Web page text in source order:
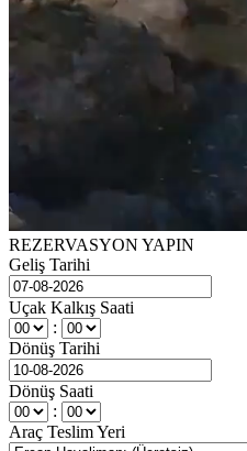
REZERVASYON YAPIN
Geliş Tarihi
Uçak Kalkış Saati
:
Dönüş Tarihi
Dönüş Saati
:
Araç Teslim Yeri